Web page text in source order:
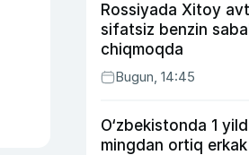
Rossiyada Xitoy
sifatsiz benzin
chiqmoqda
Bugun, 14:45
O‘zbekistonda 1
mingdan ortiq erkak